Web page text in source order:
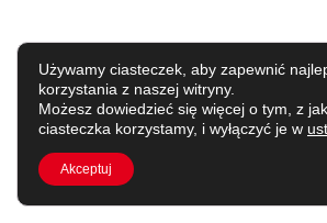
Używamy ciasteczek, aby zapewnić
korzystania z naszej witryny.
Możesz dowiedzieć się więcej o tym, z
ciasteczka korzystamy, i wyłączyć je w
Akceptuj